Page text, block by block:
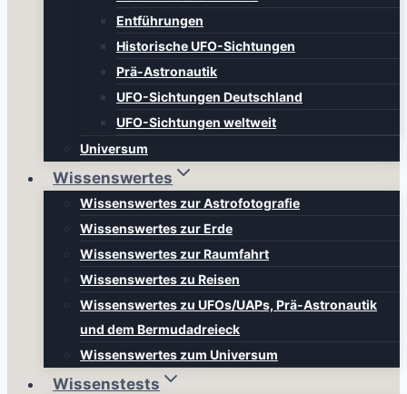
Entführungen
Historische UFO-Sichtungen
Prä-Astronautik
UFO-Sichtungen Deutschland
UFO-Sichtungen weltweit
Universum
Wissenswertes
Wissenswertes zur Astrofotografie
Wissenswertes zur Erde
Wissenswertes zur Raumfahrt
Wissenswertes zu Reisen
Wissenswertes zu UFOs/UAPs, Prä-Astronautik
und dem Bermudadreieck
Wissenswertes zum Universum
Wissenstests